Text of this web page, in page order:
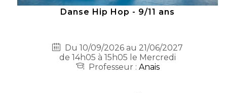
Danse Hip Hop - 9/11 ans
Du 10/09/2026 au 21/06/2027
de 14h05 à 15h05 le Mercredi
Professeur : Anais